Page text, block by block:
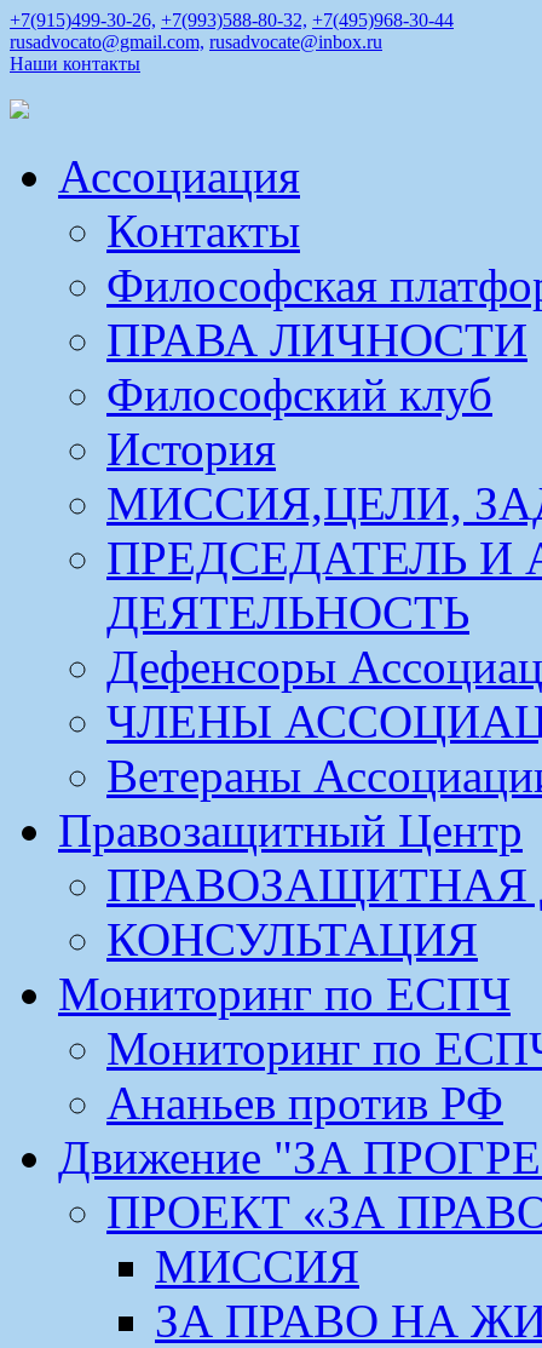
+7(915)499-30-26, +7(993)588-80-32, +7(495)968-30-44
rusadvocato@gmail.com, rusadvocate@inbox.ru
Наши контакты
Ассоциация
Контакты
Философская
ПРАВА ЛИЧНОСТИ
Философский клуб
История
МИССИЯ,ЦЕЛИ,
ПРЕДСЕДАТЕЛЬ И
ДЕЯТЕЛЬНОСТЬ
Дефенсоры
ЧЛЕНЫ
Ветераны
Правозащитный Центр
ПРАВОЗАЩИТНАЯ
КОНСУЛЬТАЦИЯ
Мониторинг по ЕСПЧ
Мониторинг по
Ананьев против РФ
Движение "ЗА
ПРОЕКТ «ЗА
МИССИЯ
ЗА ПРАВО НА